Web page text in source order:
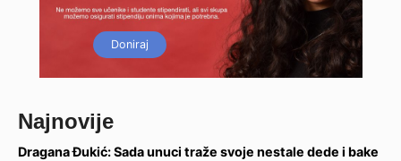
Doniraj
Najnovije
Dragana Đukić: Sada unuci traže svoje nestale dede i bake